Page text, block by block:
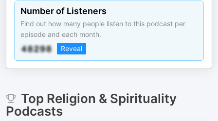
Number of Listeners
Find out how many people listen to this podcast per
episode and each month.
Reveal
Top Religion & Spirituality
Podcasts